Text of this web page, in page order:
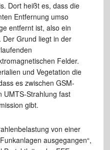
Dort heißt es, dass die
Entfernung umso
entfernt ist, also ein
Der Grund liegt in der
Felder.
und Vegetation die
es zwischen GSM-
UMTS-Strahlung fast
gibt.
von einer
ausgegangen“,